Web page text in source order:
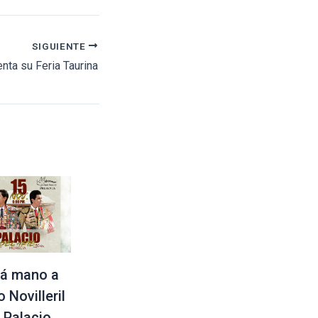
SIGUIENTE
su Feria Taurina
mano a
Novilleril